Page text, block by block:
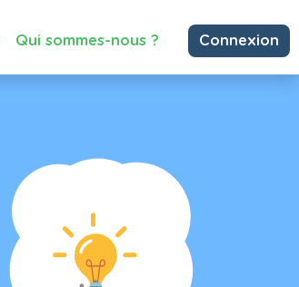
Qui sommes-nous ? Connexion